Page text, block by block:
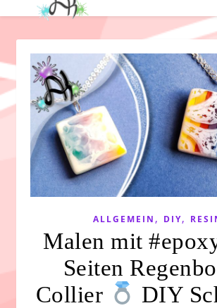
ALLGEMEIN , DIY,
Malen mit
Seiten
Collier
DIY